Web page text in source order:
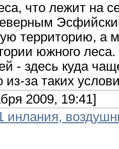
что лежит на
территорию, а
южного
- здесь куда
за таких
2009, 19:41]
инлания,